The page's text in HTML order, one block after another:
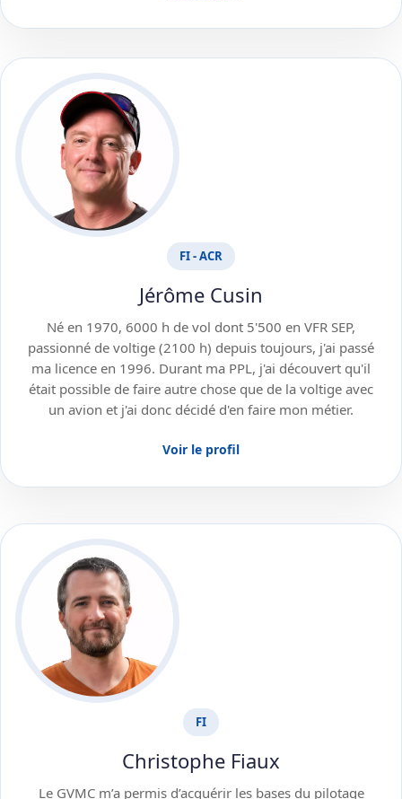
FI - ACR
Jérôme Cusin
Né en 1970, 6000 h de vol dont 5'500 en VFR SEP,
passionné de voltige (2100 h) depuis toujours, j'ai passé
ma licence en 1996. Durant ma PPL, j'ai découvert qu'il
était possible de faire autre chose que de la voltige avec
un avion et j'ai donc décidé d'en faire mon métier.
Voir le profil
FI
Christophe Fiaux
Le GVMC m’a permis d’acquérir les bases du pilotage